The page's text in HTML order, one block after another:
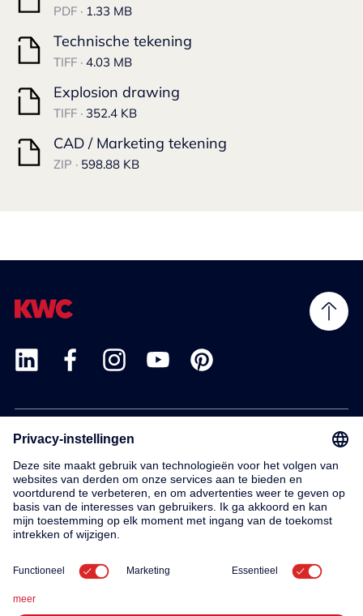
PDF · 1.33 MB
Technische tekening
TIFF · 4.03 MB
Explosion drawing
TIFF · 352.4 KB
CAD / Marketing tekening
ZIP · 598.88 KB
Service
Contact